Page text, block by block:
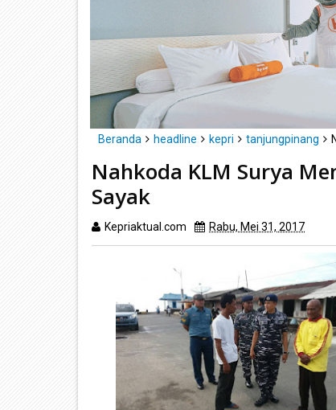
Beranda headline kepri tanjungpinang
Nahkoda KLM Surya
Sayak
Kepriaktual.com Rabu, Mei 31, 2017